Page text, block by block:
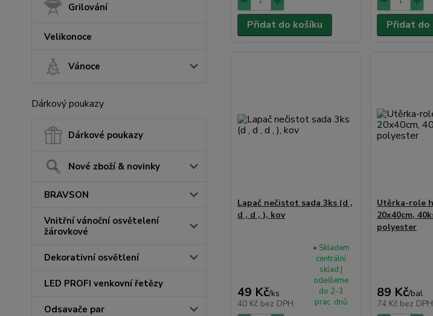
Grilování
Velikonoce
Vánoce
Dárkový poukazy
Dárkové poukazy
Nové zboží & novinky
BRAVSON
Vnitřní vánoční osvětelení
žárovkové
Dekorativní osvětlení
LED PROFI venkovní řetězy
Odsavače par
Přidat do košíku Přidat do
Lapač nečistot sada 3ks (d ,
d , d , ), kov
49 Kč/ks
40 Kč bez DPH
• Skladem
centrální
sklad |
odešleme
do 2-3
prac. dnů
Utěrka-role
20x40cm,
polyester
89 Kč/bal
74 Kč bez DPH